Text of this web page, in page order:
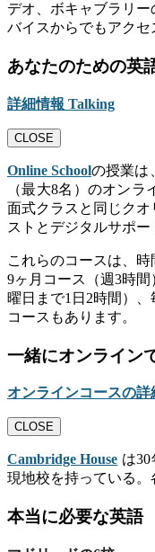
デオ、ボキャブラリ
バイスからでもアクセ
あなたのための英
詳細情報 Talking
CLOSE
Online Schoolの授業は
（最大8名）のオン
面式クラスと同じク
ストとデジタルサポー
これらのコースは、時
9ヶ月コース（週3時
曜日まで1日2時間）
コースもあります。
一緒にオンライン
オンラインコースの詳
CLOSE
Cambridge House は
現地校を持っている
本当に必要な英語